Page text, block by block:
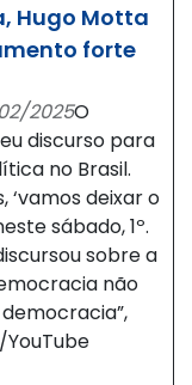
Hugo Motta
forte
2025O
discurso para
no Brasil.
‘vamos deixar o
sábado, 1º.
sobre a
não